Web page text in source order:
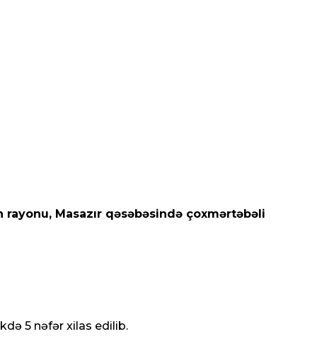
Masazır qəsəbəsində çoxmərtəbəli
5 nəfər xilas edilib.